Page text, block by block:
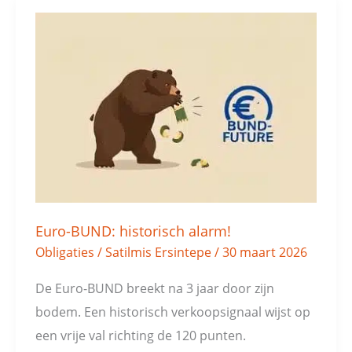
Euro-BUND: historisch alarm!
Obligaties /Satilmis Ersintepe/30 maart 2026
De Euro-BUND breekt na 3 jaar door zijn
bodem. Een historisch verkoopsignaal wijst op
een vrije val richting de 120 punten.